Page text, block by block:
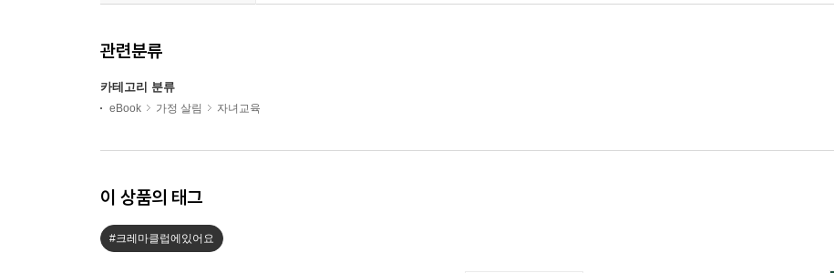
관련분류
카테고리 분류
eBook 가정 살림 자녀교육
이 상품의 태그
#크레마클럽에있어요